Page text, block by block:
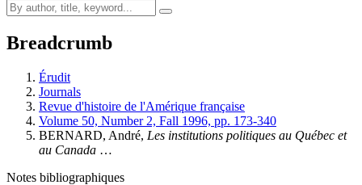
Breadcrumb
Érudit
Journals
Revue d'histoire de l'Amérique française
Volume 50, Number 2, Fall 1996, pp. 173-340
BERNARD, André, Les institutions politiques au Québec et
au Canada …
Notes bibliographiques